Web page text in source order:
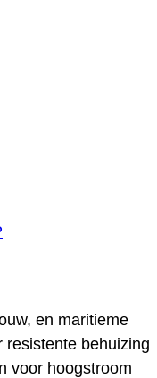
en maritieme
resistente behuizing
voor hoogstroom